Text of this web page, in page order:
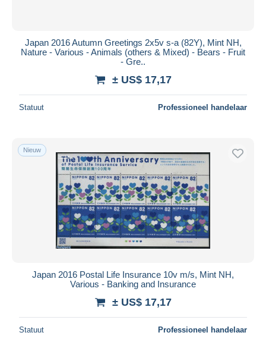
Japan 2016 Autumn Greetings 2x5v s-a (82Y), Mint NH,
Nature - Various - Animals (others & Mixed) - Bears - Fruit
- Gre..
± US$ 17,17
Statuut Professioneel handelaar
Nieuw
Japan 2016 Postal Life Insurance 10v m/s, Mint NH,
Various - Banking and Insurance
± US$ 17,17
Statuut Professioneel handelaar